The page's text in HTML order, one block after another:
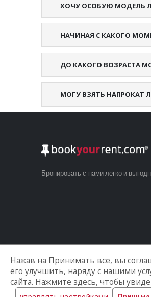
ХОЧУ ОСОБУЮ МОДЕЛЬ
НАЧИНАЯ С КАКОГО
ДО КАКОГО ВОЗРАСТА
МОГУ ВЗЯТЬ НАПРОКАТ
Бронировать с нами легко и
Нажав на Принимать все, вы
его улучшить, наряду с нашими
сайта. Нажмите здесь, чтобы